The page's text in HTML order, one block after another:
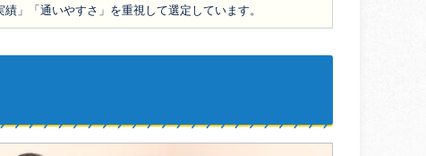
」「通いやすさ」を重視して選定しています。